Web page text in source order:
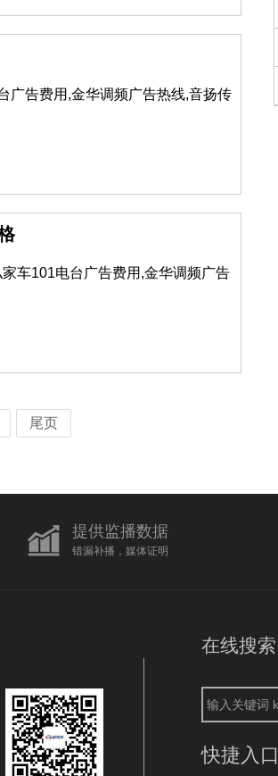
广告费用,金华调频广告热线,音扬传
车101电台广告费用,金华调频广告
尾页
提供监播数据
错漏补播，媒体证明
在线搜索
快捷入口